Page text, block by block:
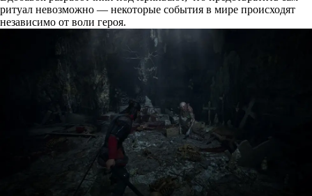
ритуал невозможно — некоторые события в мире происходят
независимо от воли героя.